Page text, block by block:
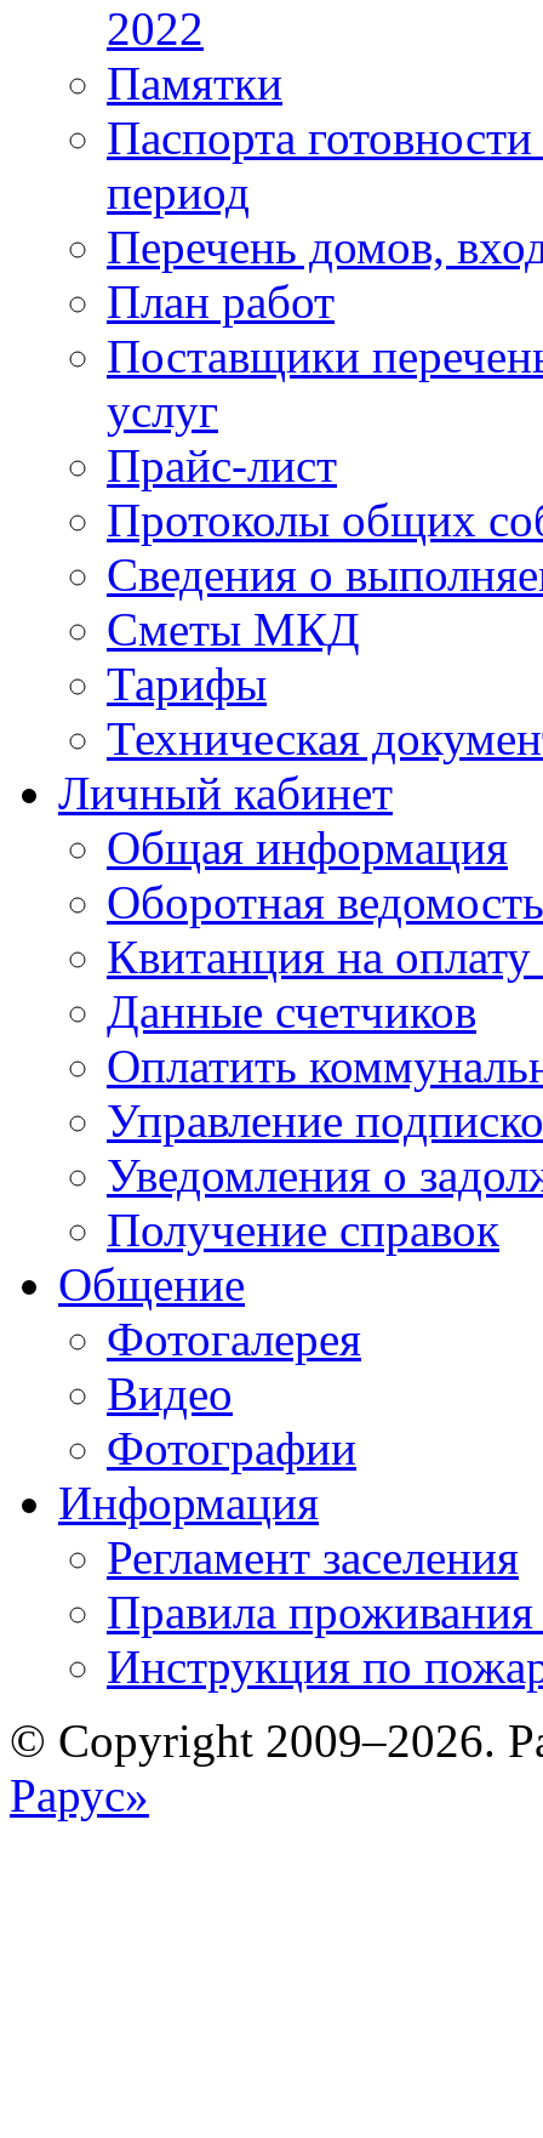
2022
Памятки
Паспорта
период
Перечень домов,
План работ
Поставщики
услуг
Прайс-лист
Протоколы общих
Сведения о
Сметы МКД
Тарифы
Техническая
Личный кабинет
Общая информация
Оборотная ведомость
Квитанция на
Данные счетчиков
Оплатить
Управление
Уведомления о
Получение справок
Общение
Фотогалерея
Видео
Фотографии
Информация
Регламент заселения
Правила
Инструкция по
© Copyright 2009–2026.
Рарус»